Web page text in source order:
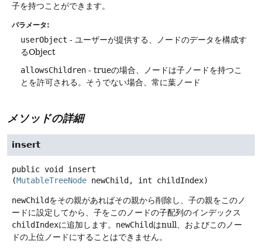
子を持つことができます。
パラメータ:
userObject - ユーザーが提供する、ノードのデータを構成す
るObject
allowsChildren - trueの場合、ノードは子ノードを持つこ
とを許可される。そうでない場合、常に葉ノード
メソッドの詳細
insert
public void
insert
(MutableTreeNode newChild, int childIndex)
newChildをその親があればその親から削除し、子の親をこのノ
ードに設定してから、子をこのノードの子配列のインデックス
childIndexに追加します。 newChildはnull、およびこのノー
ドの上位ノードにすることはできません。